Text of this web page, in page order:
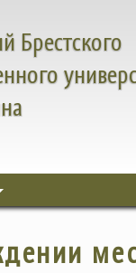
Брестского